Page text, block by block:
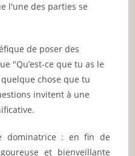
l'une des parties se
de poser des
"Qu’est-ce que tu as le
chose que tu
invitent à une
dominatrice : en fin de
et bienveillante